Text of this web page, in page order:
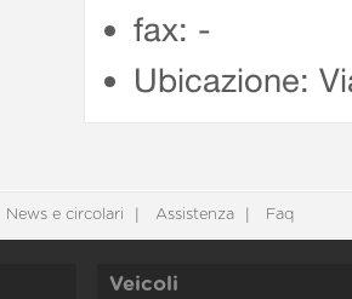
fax: -
Ubicazione:
News e circolari Assistenza Faq
Veicoli